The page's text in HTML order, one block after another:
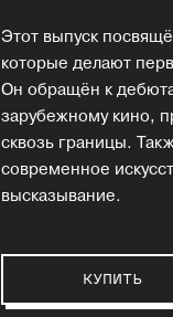
Этот выпуск
которые делают
Он обращён к
зарубежному кино,
сквозь границы.
современное
высказывание.
КУПИТЬ